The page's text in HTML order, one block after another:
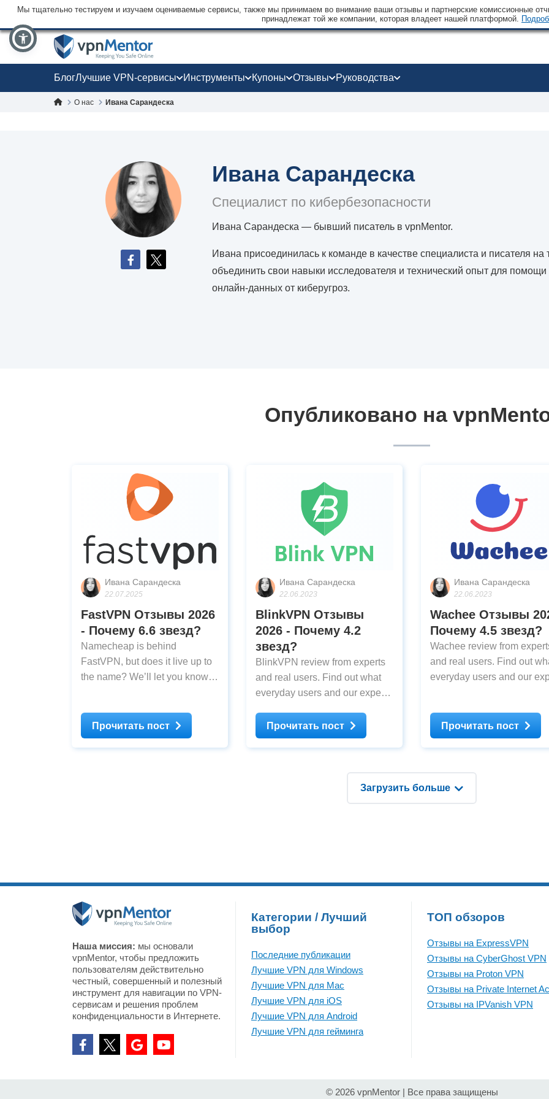
Мы тщательно тестируем и изучаем оцениваемые сервисы, также мы принимаем во внимание ваши отзывы и партнерские комиссионные
принадлежат той же компании, которая владеет нашей платформой.
БлогЛучшие VPN-сервисы Инструменты Купоны Отзывы Руководства
О нас Ивана Сарандеска
Ивана Сарандеска
Специалист по кибербезопасности
Ивана Сарандеска — бывший писатель в vpnMentor.
Ивана присоединилась к команде в качестве специалиста и писателя
объединить свои навыки исследователя и технический опыт для
онлайн-данных от киберугроз.
Опубликовано на
Ивана Сарандеска
22.07.2025
FastVPN Oтзывы 2026
- Почему 6.6 звезд?
Namecheap is behind
FastVPN, but does it live up to
the name? We’ll let you know if
Прочитать пост
Ивана Сарандеска
22.06.2023
BlinkVPN Oтзывы
2026 - Почему 4.2
звезд?
BlinkVPN review from experts
and real users. Find out what
everyday users and our experts
testing
Прочитать пост
Ивана Сарандеска
22.06.2023
Wachee Oтзывы
Почему 4.5 звезд?
Wachee review from
and real users. Find out
everyday users and our
Прочитать пост
Загрузить больше
Наша миссия: мы основали
vpnMentor, чтобы предложить
пользователям действительно
честный, совершенный и полезный
инструмент для навигации по VPN-
сервисам и решения проблем
конфиденциальности в Интернете.
Категории / Лучший
выбор
Последние публикации
Лучшие VPN для Windows
Лучшие VPN для Mac
Лучшие VPN для iOS
Лучшие VPN для Android
Лучшие VPN для гейминга
ТОП обзоров
Отзывы на ExpressVPN
Отзывы на CyberGhost VPN
Отзывы на Proton VPN
Отзывы на Private Internet
Отзывы на IPVanish VPN
© 2026 vpnMentor | Все права защищены